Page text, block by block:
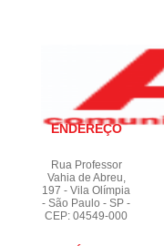
ENDEREÇO
Rua Professor
Vahia de Abreu,
197 - Vila Olímpia
- São Paulo - SP -
CEP: 04549-000